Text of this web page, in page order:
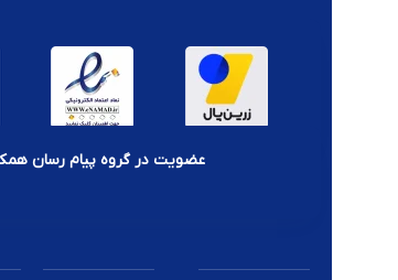
عضویت در گروه پیام رسان